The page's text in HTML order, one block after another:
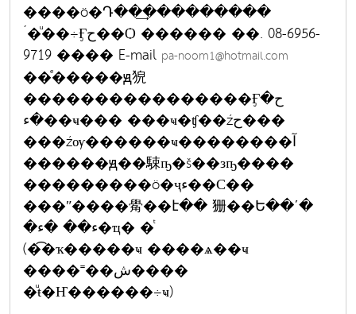
����ö�Դ��͢���������
´�ͧ��÷Ӻح��Ѻ ������ ��. 08-6956-
9719 ���� E-mail pa-noom1@hotmail.com
��ͤ�����ԭ㹸
����������������Ӻح�
�ء��ҹ��� ���ҹ�ʧ��źح���
���źѹ������ҹ��������آ
������ԭ��駷ҧ�š��зҧ����
���������ö�ҷء��С��
���ʺ����觷��է�� 㹪��Ե��ʹ�
�ء�� �ء�ҵ� �ͭ
(�͡�ҡ�����ҹ ����ѧ��ҹ
����˭��ش����
�ͧŧ�Ҥ������÷ҹ)